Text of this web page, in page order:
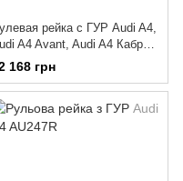
рейка с ГУР Audi A4,
A4 Avant, Audi A4 Кабрио
168 грн